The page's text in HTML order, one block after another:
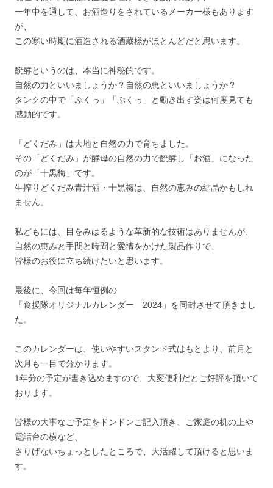
一年中を通して、お酒造りをされているメーカー様もあります
が、
この寒い時期に酒造される酒蔵様がほとんどだと思います。
醗酵というのは、本当に神秘的です。
自然の力といいましょうか？自然の恵といいましょうか？
タンクの中で「ぷくっ」「ぷくっ」と動き出す姿は何度見ても
感動的です。
「どくだみ」は大地と自然の力で育ちました。
その「どくだみ」が酵母の自然の力で醗酵し「お酒」になった
のが「十黒梅」です。
生搾りどくだみ青汁酒・十黒梅は、自然の恵みの結晶かもしれ
ません。
私どもには、目をみはるような革新的な技術はありませんが、
自然の恵みと手間と時間と愛情をかけた製品作りで、
皆様のお役に立ち続けたいと思います。
最後に、今回は毎年恒例の
「食援隊オリジナルカレンダー 2024」を同封させて頂きまし
た。
このカレンダーは、使いやすいスタンド式はもとより、前月と
次月も一目で分かります。
1年分の予定が書き込めますので、大変便利だとご好評を頂いて
おります。
皆様の大事なご予定をドンドンご記入頂き、ご家庭の机の上や
電話台の横など、
さりげないちょっとしたところで、大活躍して頂けると思いま
す。